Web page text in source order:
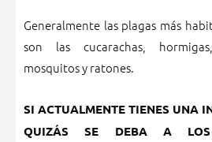
Generalmente las plagas más
son las cucarachas,
mosquitos y ratones.
SI ACTUALMENTE TIENES UNA
QUIZÁS SE DEBA A LOS